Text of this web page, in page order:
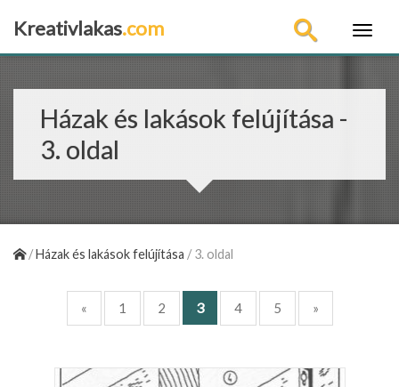
Kreativlakas.com
Házak és lakások felújítása -
3. oldal
/Házak és lakások felújítása /3. oldal
« 1 2 3 4 5 »